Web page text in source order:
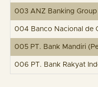
003 ANZ Banking Group
004 Banco Nacional de
005 PT. Bank Mandiri
006 PT. Bank Rakyat